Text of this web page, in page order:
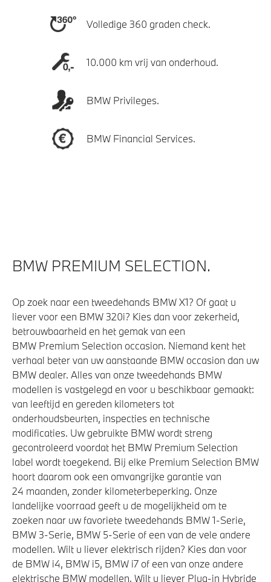
Volledige 360 graden check.
10.000 km vrij van onderhoud.
BMW Privileges.
BMW Financial Services.
BMW PREMIUM SELECTION.
Op zoek naar een tweedehands BMW X1? Of gaat u
liever voor een BMW 320i? Kies dan voor zekerheid,
betrouwbaarheid en het gemak van een
BMW Premium Selection occasion. Niemand kent het
verhaal beter van uw aanstaande BMW occasion dan uw
BMW dealer. Alles van onze tweedehands BMW
modellen is vastgelegd en voor u beschikbaar gemaakt:
van leeftijd en gereden kilometers tot
onderhoudsbeurten, inspecties en technische
modificaties. Uw gebruikte BMW wordt streng
gecontroleerd voordat het BMW Premium Selection
label wordt toegekend. Bij elke Premium Selection BMW
hoort daarom ook een omvangrijke garantie van
24 maanden, zonder kilometerbeperking. Onze
landelijke voorraad geeft u de mogelijkheid om te
zoeken naar uw favoriete tweedehands BMW 1-Serie,
BMW 3-Serie, BMW 5-Serie of een van de vele andere
modellen. Wilt u liever elektrisch rijden? Kies dan voor
de BMW i4, BMW i5, BMW i7 of een van onze andere
elektrische BMW modellen. Wilt u liever Plug-in Hybride